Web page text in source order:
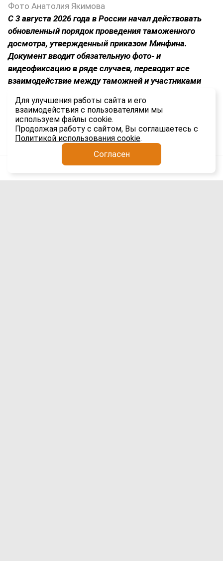
Фото Анатолия Якимова
С 3 августа 2026 года в России начал действовать
обновленный порядок проведения таможенного
досмотра, утвержденный приказом Минфина.
Документ вводит обязательную фото- и
видеофиксацию в ряде случаев, переводит все
взаимодействие между таможней и участниками
временные рамки для каждого этапа процедуры.
Анатолий Якимов
5 авг
Для улучшения работы сайта и его
взаимодействия с пользователями мы
используем файлы cookie.
Продолжая работу с сайтом, Вы соглашаетесь с
Политикой использования cookie.
Согласен